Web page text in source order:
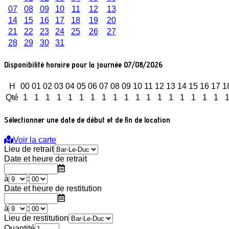
07
08 09 10 11 12
13
14
15 16 17 18 19
20
21
22 23 24 25 26
27
28
29 30 31
Disponibilité horaire pour la journée 07/08/2026
H 00 01 02 03 04 05 06 07 08 09 10 11 12 13 14 15 16 17
Qté 1 1 1 1 1 1 1 1 1 1 1 1 1 1 1 1 1 1 1
Sélectionner une date de début et de fin de location
Voir la carte
Lieu de retrait
Date et heure de retrait
à
:
Date et heure de restitution
à
:
Lieu de restitution